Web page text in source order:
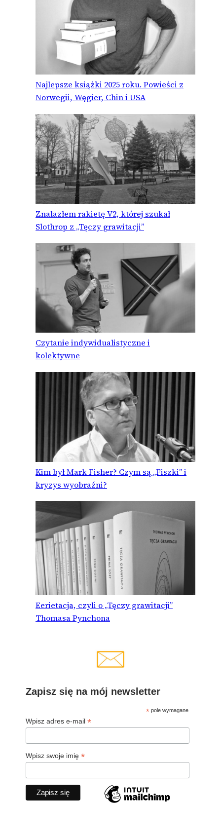
Najlepsze książki 2025 roku. Powieści z
Norwegii, Węgier, Chin i USA
Znalazłem rakietę V2, której szukał
Slothrop z „Tęczy grawitacji”
Czytanie indywidualistyczne i
kolektywne
Kim był Mark Fisher? Czym są „Fiszki” i
kryzys wyobraźni?
Eerietacja, czyli o „Tęczy grawitacji”
Thomasa Pynchona
Zapisz się na mój newsletter
* pole wymagane
Wpisz adres e-mail *
Wpisz swoje imię *